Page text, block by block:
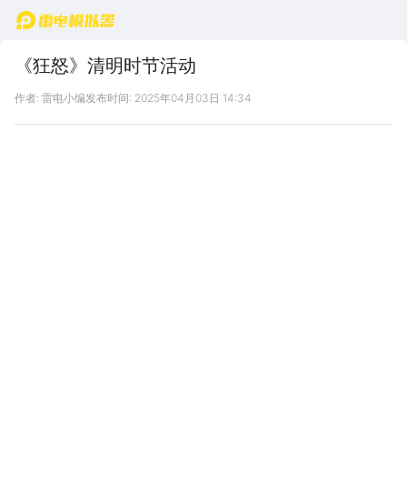
首页
《狂怒》清明时节活动
作者: 雷电小编发布时间: 2025年04月03日 14:34